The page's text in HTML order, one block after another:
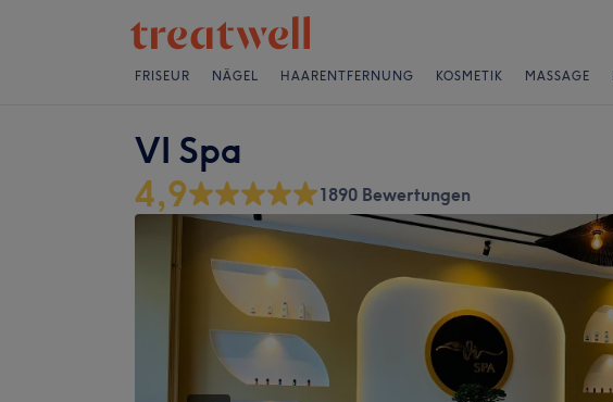
FRISEUR NÄGEL HAARENTFERNUNG KOSMETIK MASSAGE
VI Spa
4,9 1890 Bewertungen